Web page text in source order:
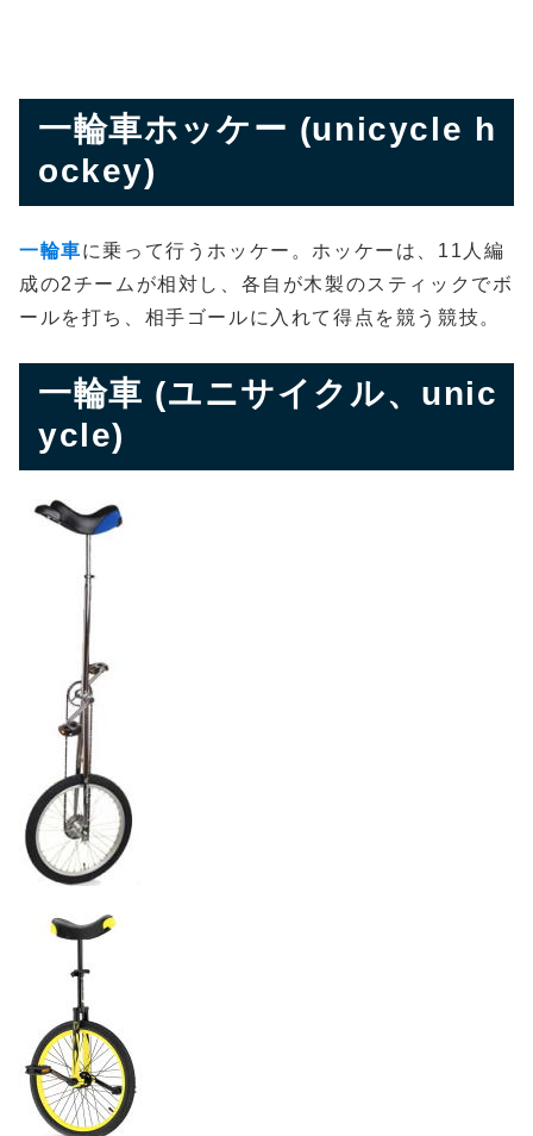
一輪車ホッケー (unicycle h
ockey)
一輪車に乗って行うホッケー。ホッケーは、11人編
成の2チームが相対し、各自が木製のスティックでボ
ールを打ち、相手ゴールに入れて得点を競う競技。
一輪車 (ユニサイクル、unic
ycle)